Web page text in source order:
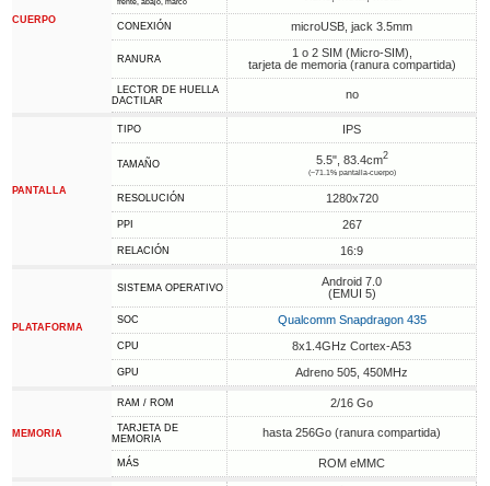
CUERPO
frente, abajo, marco
CONEXIÓN microUSB, jack 3.5mm
RANURA
1 o 2 SIM (Micro-SIM),
tarjeta de memoria (ranura compartida)
LECTOR DE HUELLA
DACTILAR
no
PANTALLA
TIPO IPS
TAMAÑO 5.5", 83.4cm2
(~71.1% pantalla-cuerpo)
RESOLUCIÓN 1280x720
PPI 267
RELACIÓN 16:9
PLATAFORMA
SISTEMA OPERATIVO
Android 7.0
(EMUI 5)
SOC Qualcomm Snapdragon 435
CPU 8x1.4GHz Cortex-A53
GPU Adreno 505, 450MHz
MEMORIA
RAM / ROM 2/16 Go
TARJETA DE
MEMORIA
hasta 256Go (ranura compartida)
MÁS ROM eMMC